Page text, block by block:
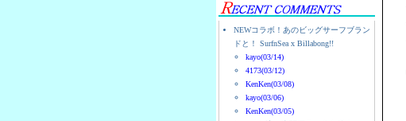
NEWコラボ！あのビッグサーフブラン
ドと！ SurfnSea x Billabong!!
kayo(03/14)
4173(03/12)
KenKen(03/08)
kayo(03/06)
KenKen(03/05)